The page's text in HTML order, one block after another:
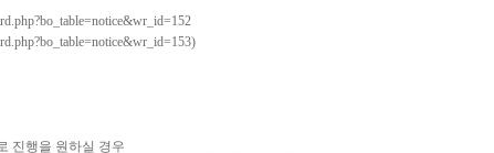
)
진행을 원하실 경우